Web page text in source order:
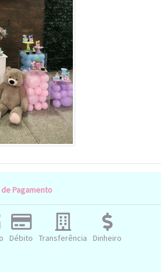
Pagamento
Débito Transferência Dinheiro